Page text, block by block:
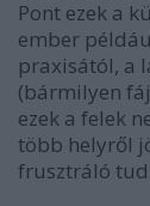
Pont ezek a
ember
praxisától, a
(bármilyen
ezek a felek
több helyről
frusztráló